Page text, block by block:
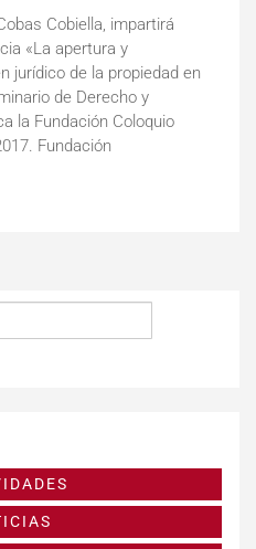
Cobiella, impartirá
«La apertura y
jurídico de la propiedad en
de Derecho y
la Fundación Coloquio
Fundación